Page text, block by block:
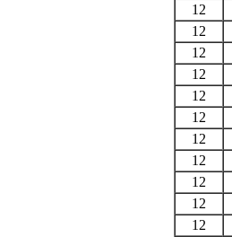
12
12
12
12
12
12
12
12
12
12
12